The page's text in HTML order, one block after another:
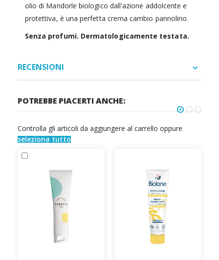
olio di Mandorle biologico dall'azione addolcente e
protettiva, è una perfetta crema cambio pannolino.
Senza profumi. Dermatologicamente testata.
RECENSIONI
POTREBBE PIACERTI ANCHE:
Controlla gli articoli da aggiungere al carrello oppure
seleziona tutto